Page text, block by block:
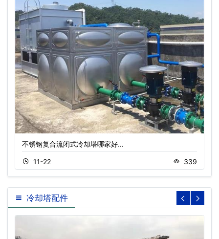
不锈钢复合流闭式冷却塔哪家好…
11-22 339
冷却塔配件